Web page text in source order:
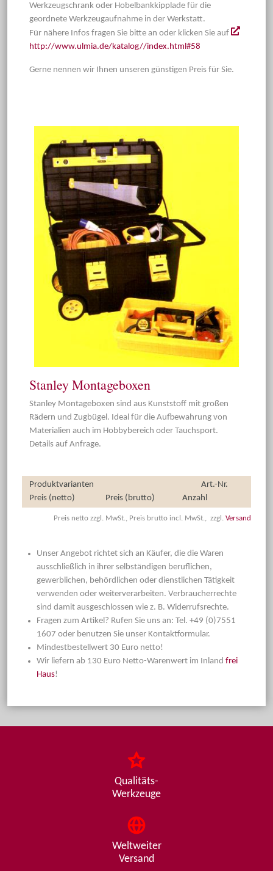
Werkzeugschrank oder Hobelbankkipplade für die
geordnete Werkzeugaufnahme in der Werkstatt.
Für nähere Infos fragen Sie bitte an oder klicken Sie auf
http://www.ulmia.de/katalog//index.html#58
Gerne nennen wir Ihnen unseren günstigen Preis für Sie.
Stanley Montageboxen
Stanley Montageboxen sind aus Kunststoff mit großen
Rädern und Zugbügel. Ideal für die Aufbewahrung von
Materialien auch im Hobbybereich oder Tauchsport.
Details auf Anfrage.
Produktvarianten
Art.-Nr.
Preis (netto)
Preis (brutto) Anzahl
Preis netto zzgl. MwSt., Preis brutto incl. MwSt., zzgl. Versand
Unser Angebot richtet sich an Käufer, die die Waren
ausschließlich in ihrer selbständigen beruflichen,
gewerblichen, behördlichen oder dienstlichen Tätigkeit
verwenden oder weiterverarbeiten. Verbraucherrechte
sind damit ausgeschlossen wie z. B. Widerrufsrechte.
Fragen zum Artikel? Rufen Sie uns an: Tel. +49 (0)7551
1607 oder benutzen Sie unser Kontaktformular.
Mindestbestellwert 30 Euro netto!
Wir liefern ab 130 Euro Netto-Warenwert im Inland frei
Haus!
Qualitäts-
Werkzeuge
Weltweiter
Versand